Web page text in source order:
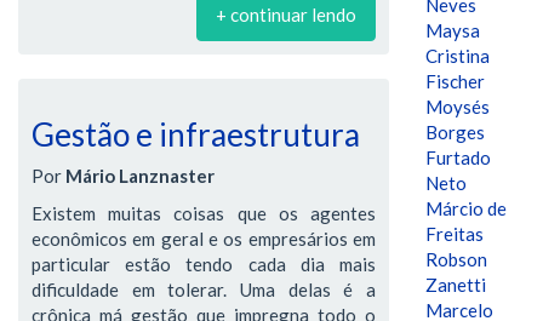
+ continuar lendo
Gestão e infraestrutura
Por Mário Lanznaster
Existem muitas coisas que os agentes
econômicos em geral e os empresários em
particular estão tendo cada dia mais
dificuldade em tolerar. Uma delas é a
crônica má gestão que impregna todo o
Neves
Maysa
Cristina
Fischer
Moysés
Borges
Furtado
Neto
Márcio de
Freitas
Robson
Zanetti
Marcelo